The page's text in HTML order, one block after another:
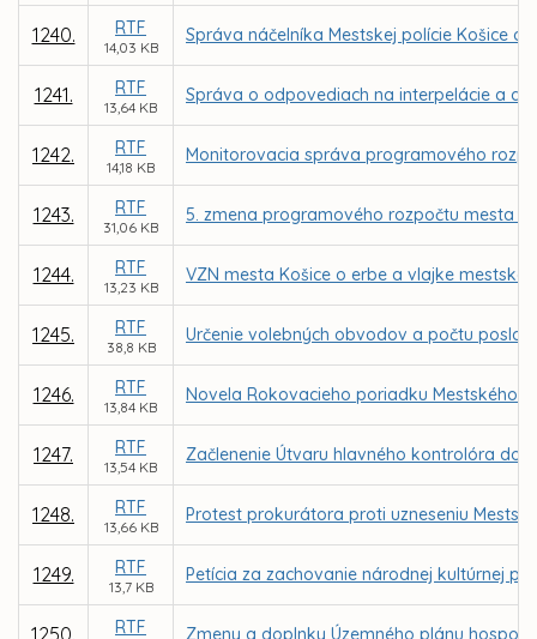
1240. RTF
14,03 KB
Správa náčelníka Mestskej polície Košice o
1241. RTF
13,64 KB
Správa o odpovediach na interpelácie a
1242. RTF
14,18 KB
Monitorovacia správa programového
1243. RTF
31,06 KB
5. zmena programového rozpočtu mesta
1244. RTF
13,23 KB
VZN mesta Košice o erbe a vlajke mestskej
1245. RTF
38,8 KB
Určenie volebných obvodov a počtu
1246. RTF
13,84 KB
Novela Rokovacieho poriadku Mestského
1247. RTF
13,54 KB
Začlenenie Útvaru hlavného kontrolóra do
1248. RTF
13,66 KB
Protest prokurátora proti uzneseniu
1249. RTF
13,7 KB
Petícia za zachovanie národnej kultúrnej
RTF